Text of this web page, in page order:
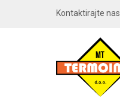
Kontaktirajte nas